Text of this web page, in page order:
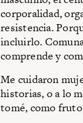
corporalidad,
resistencia.
incluirlo.
comprende y
Me cuidaron
historias, o a lo
tomé, como